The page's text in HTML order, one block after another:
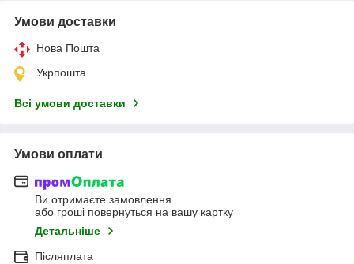
Умови доставки
Нова Пошта
Укрпошта
Всі умови доставки
Умови оплати
Ви отримаєте замовлення
або гроші повернуться на вашу картку
Детальніше
Післяплата